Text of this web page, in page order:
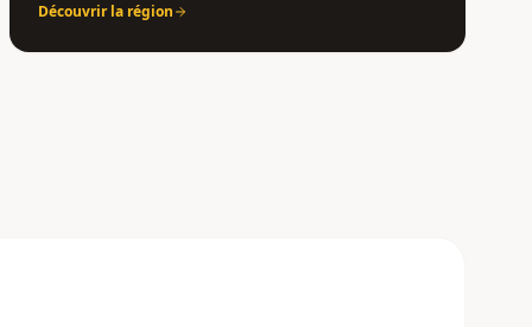
Découvrir la région